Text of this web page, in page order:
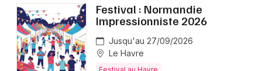
Festival : Normandie
Impressionniste 2026
Jusqu'au 27/09/2026
Le Havre